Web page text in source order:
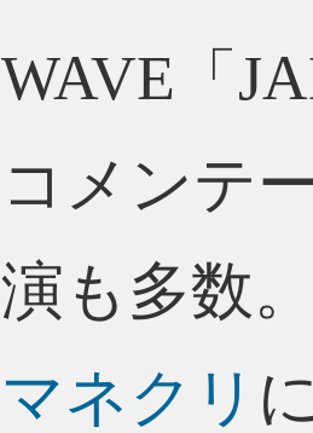
WAVE「
コメンテ
演も多数
マネクリ